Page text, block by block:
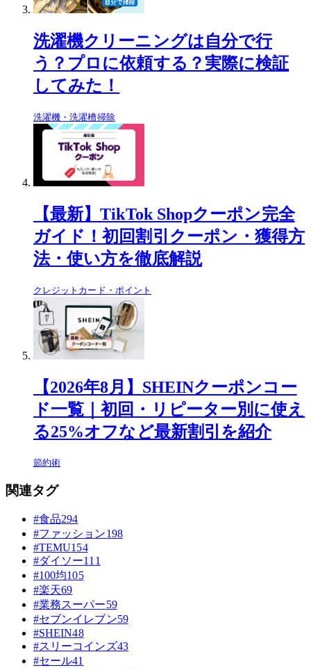
洗濯機クリーニングは自分で行
う？プロに依頼する？実際に検証
してみた！
洗濯機・洗濯槽掃除
【最新】TikTok Shopクーポン完全
ガイド！初回割引クーポン・獲得方
法・使い方を徹底解説
クレジットカード・ポイント
【2026年8月】SHEINクーポンコー
ド一覧｜初回・リピーター別に使え
る25%オフなど最新割引を紹介
節約術
関連タグ
#食品294
#ファッション198
#TEMU154
#ダイソー111
#100均105
#楽天69
#業務スーパー59
#セブンイレブン59
#SHEIN48
#スリーコインズ43
#セール41